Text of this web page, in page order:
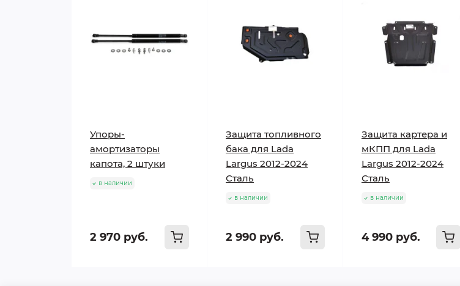
Упоры-
амортизаторы
капота, 2 штуки
в наличии
2 970 руб.
Защита топливного
бака для Lada
Largus 2012-2024
Сталь
в наличии
2 990 руб.
Защита картера и
мКПП для Lada
Largus 2012-2024
Сталь
в наличии
4 990 руб.